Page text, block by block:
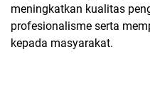
meningkatkan kualitas
profesionalisme serta
kepada masyarakat.